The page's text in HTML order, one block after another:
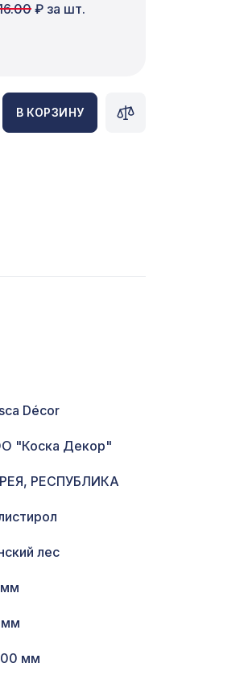
₽ за шт.
В КОРЗИНУ
Décor
"Коска Декор"
РЕСПУБЛИКА
лес
мм